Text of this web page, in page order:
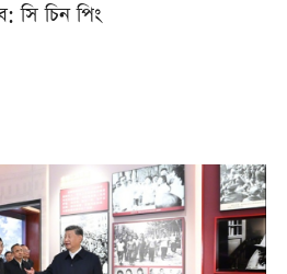
সি চিন পিং